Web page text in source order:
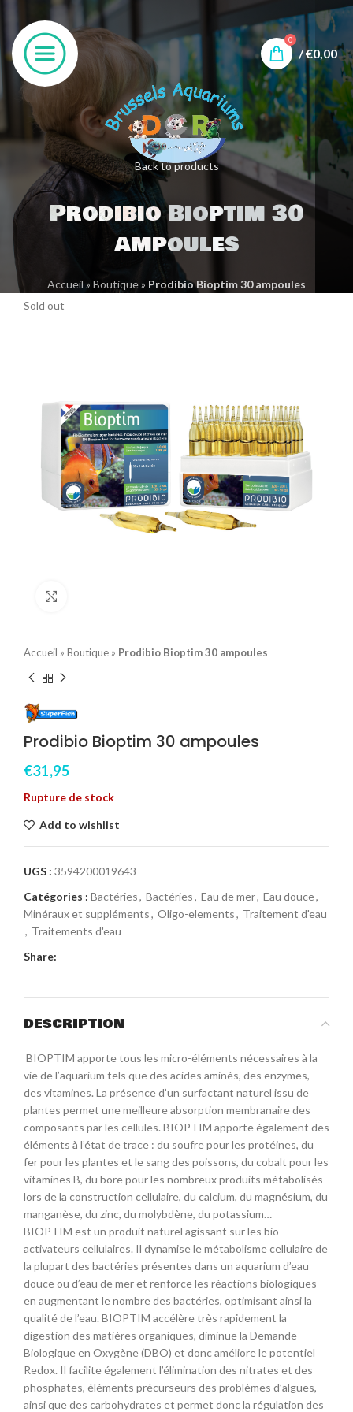
0
/€0,00
Back to products
Prodibio Bioptim 30
ampoules
Accueil » Boutique» Prodibio Bioptim 30 ampoules
Sold out
Accueil » Boutique » Prodibio Bioptim 30 ampoules
Prodibio Bioptim 30 ampoules
€31,95
Rupture de stock
Add to wishlist
UGS : 3594200019643
Catégories : Bactéries, Bactéries, Eau de mer, Eau douce,
Minéraux et suppléments, Oligo-elements, Traitement d'eau
, Traitements d'eau
Share:
DESCRIPTION
BIOPTIM apporte tous les micro-éléments nécessaires à la
vie de l’aquarium tels que des acides aminés, des enzymes,
des vitamines. La présence d’un surfactant naturel issu de
plantes permet une meilleure absorption membranaire des
composants par les cellules. BIOPTIM apporte également des
éléments à l’état de trace : du soufre pour les protéines, du
fer pour les plantes et le sang des poissons, du cobalt pour les
vitamines B, du bore pour les nombreux produits métabolisés
lors de la construction cellulaire, du calcium, du magnésium, du
manganèse, du zinc, du molybdène, du potassium…
BIOPTIM est un produit naturel agissant sur les bio-
activateurs cellulaires. Il dynamise le métabolisme cellulaire de
la plupart des bactéries présentes dans un aquarium d’eau
douce ou d’eau de mer et renforce les réactions biologiques
en augmentant le nombre des bactéries, optimisant ainsi la
qualité de l’eau. BIOPTIM accélère très rapidement la
digestion des matières organiques, diminue la Demande
Biologique en Oxygène (DBO) et donc améliore le potentiel
Redox. Il facilite également l’élimination des nitrates et des
phosphates, éléments précurseurs des problèmes d’algues,
ainsi que des carbohydrates et permet donc la régulation des